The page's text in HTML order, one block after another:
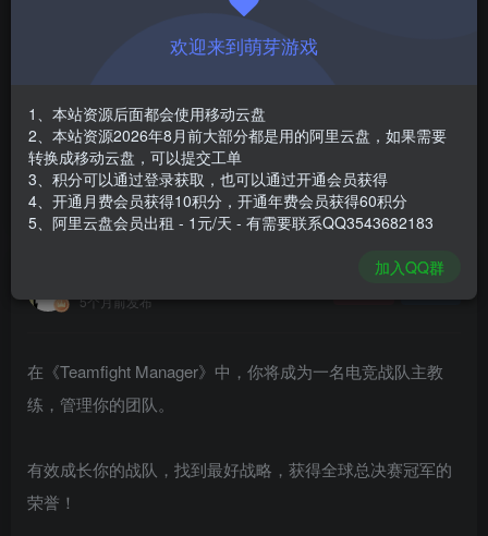
￥1
免费
登录购买
安装包大小
游戏本体大小
897.9 MB
5个月前发布
在《Teamfight Manager》中，你将成为一名电竞战队主教
练，管理你的团队。
有效成长你的战队，找到最好战略，获得全球总决赛冠军的
荣誉！
欢迎来到萌芽游戏
1、本站资源后面都会使用移动云盘
2、本站资源2026年8月前大部分都是用的阿里云盘，如果需要
转换成移动云盘，可以提交工单
3、积分可以通过登录获取，也可以通过开通会员获得
4、开通月费会员获得10积分，开通年费会员获得60积分
5、阿里云盘会员出租 - 1元/天 - 有需要联系QQ3543682183
加入QQ群